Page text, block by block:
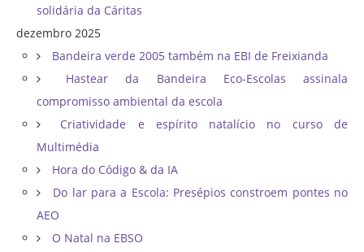
solidária da Cáritas
dezembro 2025
Bandeira verde 2005 também na EBI de Freixianda
Hastear da Bandeira Eco-Escolas assinala
compromisso ambiental da escola
Criatividade e espírito natalício no curso de
Multimédia
Hora do Código & da IA
Do lar para a Escola: Presépios constroem pontes no
AEO
O Natal na EBSO